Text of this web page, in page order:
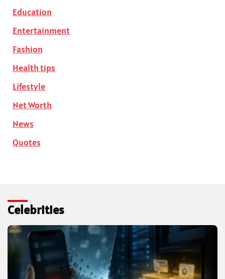
Education
Entertainment
Fashion
Health tips
Lifestyle
Net Worth
News
Quotes
Celebrities